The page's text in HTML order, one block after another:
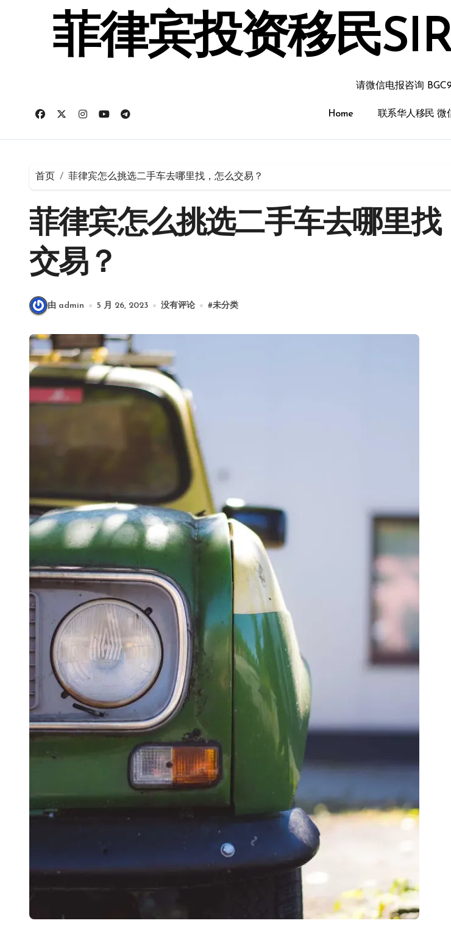
菲律宾投资移民
请微信电报咨询
Home 联系华人移民 微
首页 菲律宾怎么挑选二手车去哪里找，怎么交易？
菲律宾怎么挑选二手车去哪里找
交易？
由 admin 5 月 26, 2023 没有评论 #未分类